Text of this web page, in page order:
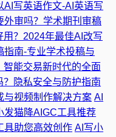
AI写英语作文-AI英语写
外审吗？学术期刊审稿
用？2024年最佳AI改写
指南-专业学术投稿与
智能交易新时代的全面
隐私安全与防护指南
与视频制作解决方案 AI
发猫降AIGC工具推荐
具助您高效创作 AI写小